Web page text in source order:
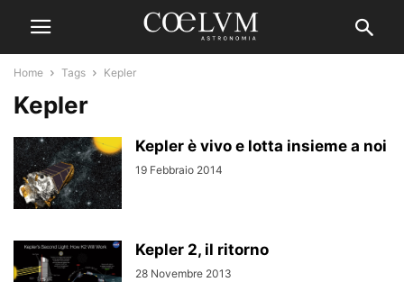
Home Tags Kepler
Kepler
Kepler è vivo e lotta insieme a noi
19 Febbraio 2014
Kepler 2, il ritorno
28 Novembre 2013